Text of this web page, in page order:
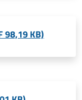
98,19 KB)